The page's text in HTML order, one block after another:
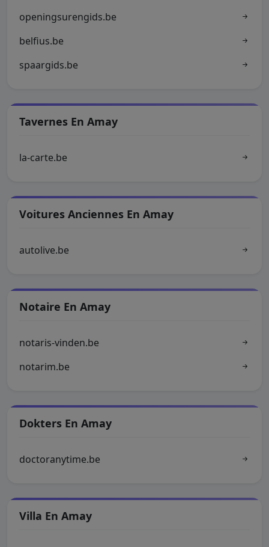
openingsurengids.be
belfius.be
spaargids.be
Tavernes En Amay
la-carte.be
Voitures Anciennes En Amay
autolive.be
Notaire En Amay
notaris-vinden.be
notarim.be
Dokters En Amay
doctoranytime.be
Villa En Amay